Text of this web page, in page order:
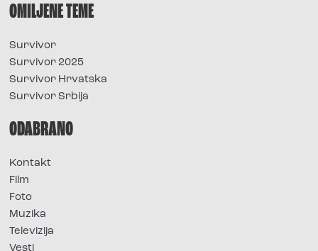
OMILJENE TEME
Survivor
Survivor 2025
Survivor Hrvatska
Survivor Srbija
ODABRANO
Kontakt
Film
Foto
Muzika
Televizija
Vesti